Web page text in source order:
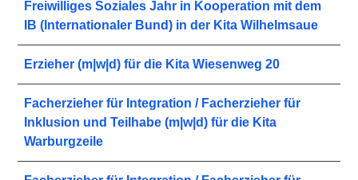
Freiwilliges Soziales Jahr in Kooperation mit dem
IB (Internationaler Bund) in der Kita Wilhelmsaue
Erzieher (m|w|d) für die Kita Wiesenweg 20
Facherzieher für Integration / Facherzieher für
Inklusion und Teilhabe (m|w|d) für die Kita
Warburgzeile